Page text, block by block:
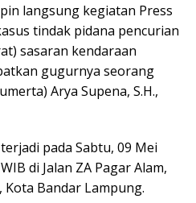
langsung kegiatan Press
tindak pidana pencurian
sasaran kendaraan
gugurnya seorang
Arya Supena, S.H.,
pada Sabtu, 09 Mei
di Jalan ZA Pagar Alam,
Bandar Lampung.